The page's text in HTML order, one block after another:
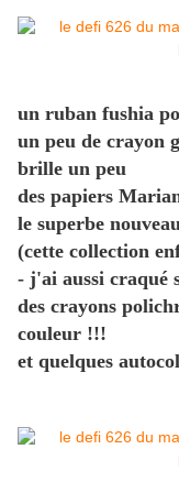
un ruban fushia
un peu de crayon
brille un peu
des papiers
le superbe
(cette collection
- j'ai aussi craqué
des crayons
couleur !!!
et quelques